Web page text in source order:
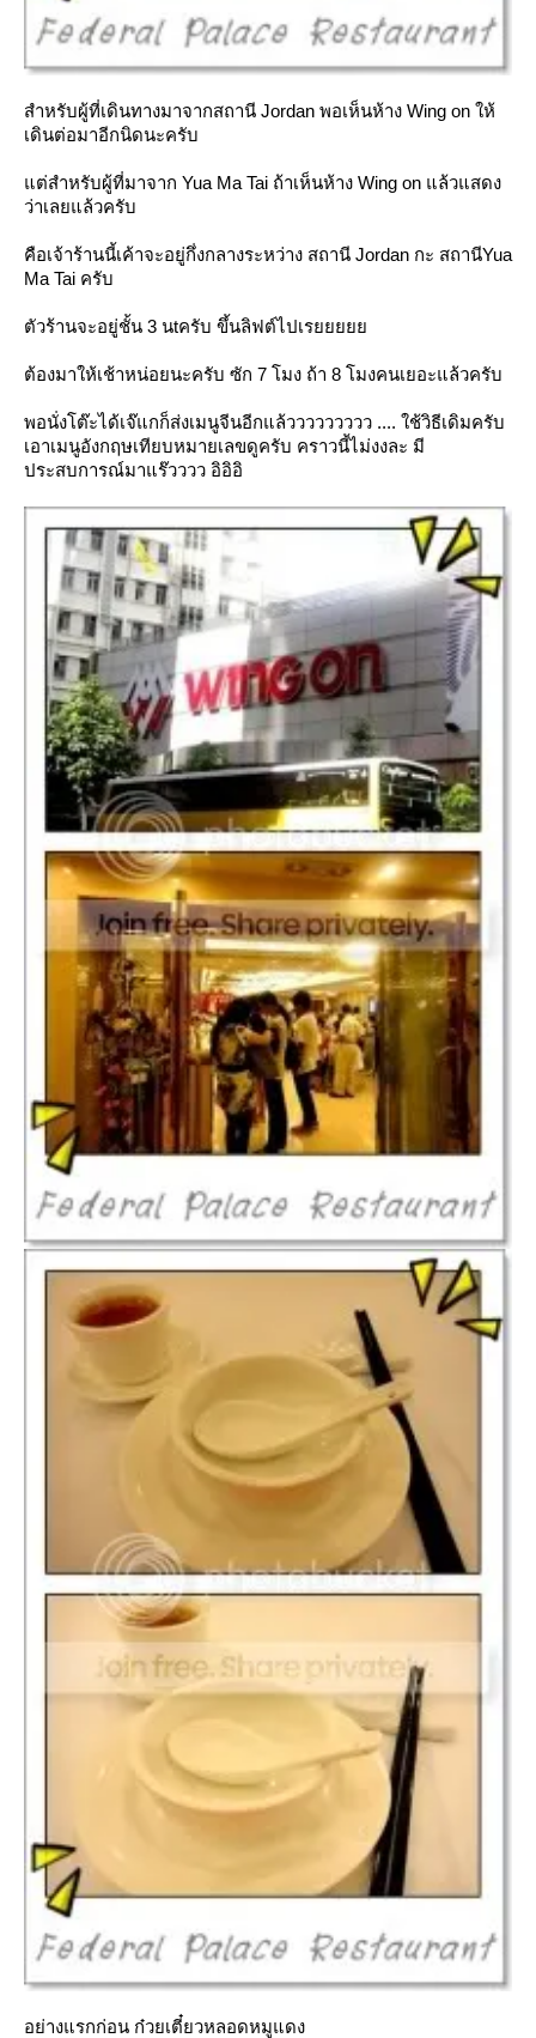
สำหรับผู้ที่เดินทางมาจากสถานี Jordan พอเห็นห้าง Wing on ให้
เดินต่อมาอีกนิดนะครับ
ต่สำหรับผู้ที่มาจาก Yua Ma Tai ถ้าเห็นห้าง Wing on แล้วแสดง
ว่าเลยแล้วครับ
คือเจ้าร้านนี้เค้าจะอยู่กึ่งกลางระหว่าง สถานี Jordan กะ สถานีYua
Ma Tai ครับ
ตัวร้านจะอยู่ชั้น 3 นtครับ ขึ้นลิฟต์ไปเร
ต้องมาให้เช้าหน่อยนะครับ ซัก 7 โมง ถ้า 8 โมงคนเยอะแล้วครับ
พอนั่งโต๊ะได้เจ๊แกก็ส่งเมนูจีนอีกแล้ววววววววว .... ใช้วิธีเดิมครับ
เอาเมนูอังกฤษเทียบหมายเลขดูครับ คราวนี้ไม่งงละ มี
ประสบการณ์มาแร๊วววว อิอิอิ
อย่างแรกก่อน ก๋วยเตี๋ยวหลอดหมูแดง